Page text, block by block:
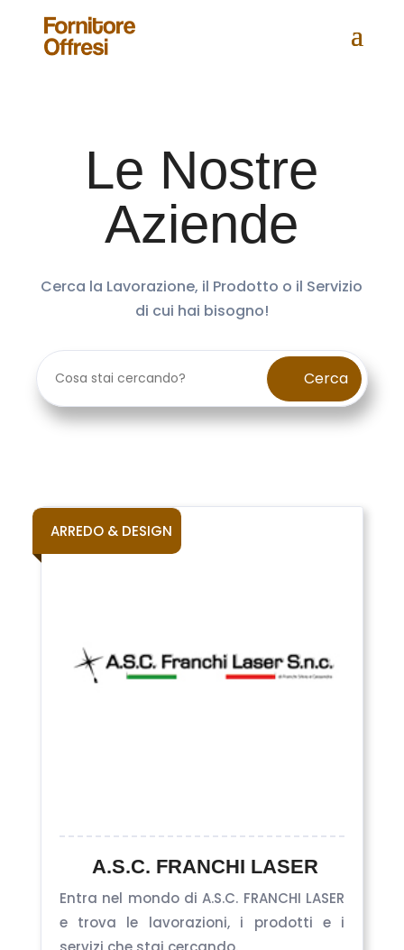
Le Nostre
Aziende
Cerca la Lavorazione, il Prodotto o il Servizio
di cui hai bisogno!
Cerca
A.S.C. FRANCHI LASER
Entra nel mondo di A.S.C. FRANCHI LASER
e trova le lavorazioni, i prodotti e i
ARREDO & DESIGN